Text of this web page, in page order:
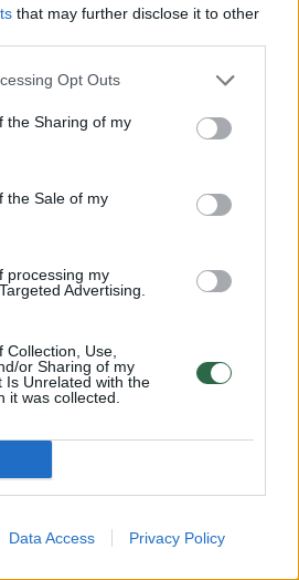
that may further disclose it to other
Opt Outs
the Sharing of my
the Sale of my
processing my
Advertising.
Use,
or Sharing of my
Is Unrelated with the
it was collected.
Data Access Privacy Policy
sukaupęs verslininkas
„Forbes“ sąrašą jo
20 mlrd. dolerių – 17
jokių interviu ir vengia
savininkas, kuris kadaise
motininių kiaulių,
šalies milijardierių.
kongreso fiktyvaus
pasitarimus Qin Yinglinas
penkerių metų visiškai
veisimo planą. Tačiau